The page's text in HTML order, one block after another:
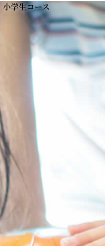
て
ーストラリア）のスタディ
リア）のスタディツアー
ン）のスタディーツアー
コース
コース
学生コース